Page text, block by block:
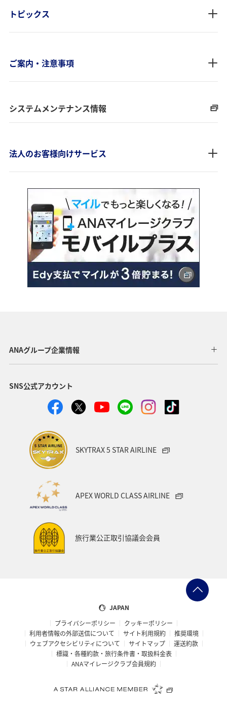
トピックス
ご案内・注意事項
システムメンテナンス情報
法人のお客様向けサービス
ANAグループ企業情報
SNS公式アカウント
SKYTRAX 5 STAR AIRLINE
APEX WORLD CLASS AIRLINE
旅行業公正取引協議会会員
JAPAN
プライバシーポリシー
クッキーポリシー
利用者情報の外部送信について
サイト利用規約
推奨環境
ウェブアクセシビリティについて
サイトマップ
運送約款
標識・各種約款・旅行条件書・取扱料金表
ANAマイレージクラブ会員規約